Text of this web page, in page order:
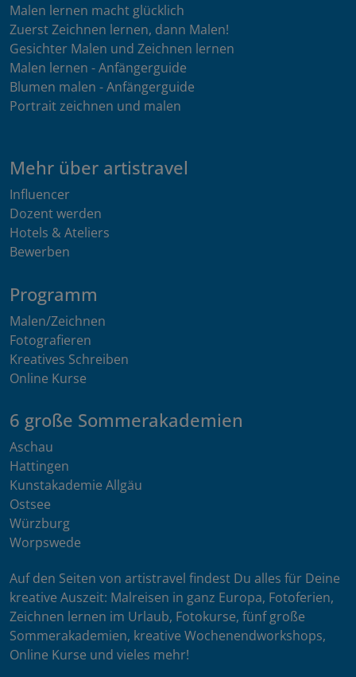
Malen lernen macht glücklich
Zuerst Zeichnen lernen, dann Malen!
Gesichter Malen und Zeichnen lernen
Malen lernen - Anfängerguide
Blumen malen - Anfängerguide
Portrait zeichnen und malen
Mehr über artistravel
Influencer
Dozent werden
Hotels & Ateliers
Bewerben
Programm
Malen/Zeichnen
Fotografieren
Kreatives Schreiben
Online Kurse
6 große Sommerakademien
Aschau
Hattingen
Kunstakademie Allgäu
Ostsee
Würzburg
Worpswede
Auf den Seiten von artistravel findest Du alles für Deine
kreative Auszeit: Malreisen in ganz Europa, Fotoferien,
Zeichnen lernen im Urlaub, Fotokurse, fünf große
Sommerakademien, kreative Wochenendworkshops,
Online Kurse und vieles mehr!